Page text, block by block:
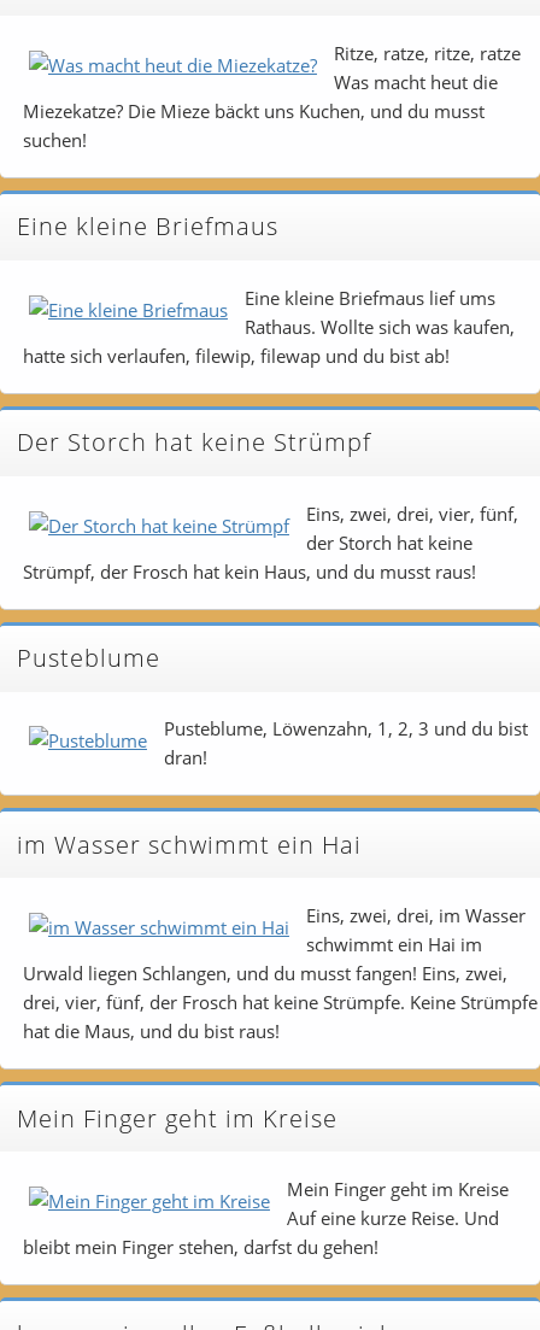
Ritze, ratze, ritze, ratze
Was macht heut die
Miezekatze? Die Mieze bäckt uns Kuchen, und du musst
suchen!
Eine kleine Briefmaus
Eine kleine Briefmaus lief ums
Rathaus. Wollte sich was kaufen,
hatte sich verlaufen, filewip, filewap und du bist ab!
Der Storch hat keine Strümpf
Eins, zwei, drei, vier, fünf,
der Storch hat keine
Strümpf, der Frosch hat kein Haus, und du musst raus!
Pusteblume
Pusteblume, Löwenzahn, 1, 2, 3 und du bist
dran!
im Wasser schwimmt ein Hai
Eins, zwei, drei, im Wasser
schwimmt ein Hai im
Urwald liegen Schlangen, und du musst fangen! Eins, zwei,
drei, vier, fünf, der Frosch hat keine Strümpfe. Keine Strümpfe
hat die Maus, und du bist raus!
Mein Finger geht im Kreise
Mein Finger geht im Kreise
Auf eine kurze Reise. Und
bleibt mein Finger stehen, darfst du gehen!